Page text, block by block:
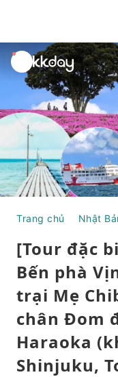
unread
notifications
Trang chủ Nhật
[Tour đặc
Bến phà
trại Mẹ
chân Đom
Haraoka
Shinjuku,